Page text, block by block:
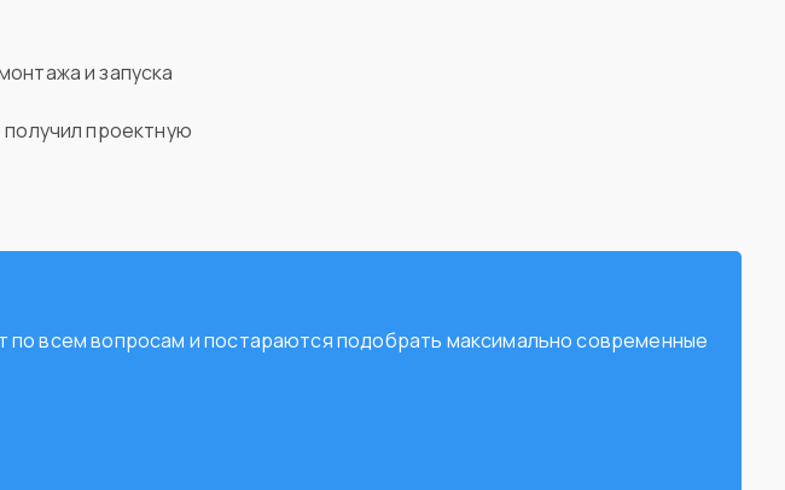
и запуска
проектную
по всем вопросам и постараются подобрать максимально современные